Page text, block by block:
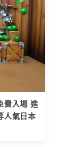
費入場 進
人氣日本